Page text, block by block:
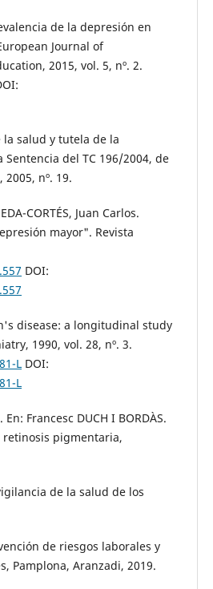
de la depresión en
Journal of
2015, vol. 5, nº. 2.
la salud y tutela de la
del TC 196/2004, de
nº. 19.
CORTÉS, Juan Carlos.
mayor". Revista
DOI:
disease: a longitudinal study
1990, vol. 28, nº. 3.
L DOI:
L
Francesc DUCH I BORDÀS.
retinosis pigmentaria,
de la salud de los
de riesgos laborales y
Pamplona, Aranzadi, 2019.